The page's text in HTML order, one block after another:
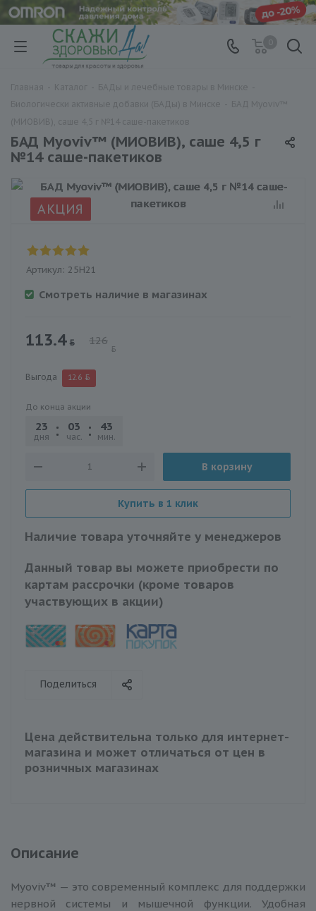
БАД Myoviv™ (МИОВИВ), саше 4,5 г
№14 саше-пакетиков
АКЦИЯ
Артикул: 25H21
Смотреть наличие в магазинах
113.4 126
Выгода 12.6
До конца акции
23
дня
03
час.
43
мин.
В корзину
Купить в 1 клик
Наличие товара уточняйте у менеджеров
Данный товар вы можете приобрести по
картам рассрочки (кроме товаров
участвующих в акции)
Поделиться
Цена действительна только для интернет-
магазина и может отличаться от цен в
розничных магазинах
Описание
Myoviv™ — это современный комплекс для поддержки
нервной системы и мышечной функции. Удобная